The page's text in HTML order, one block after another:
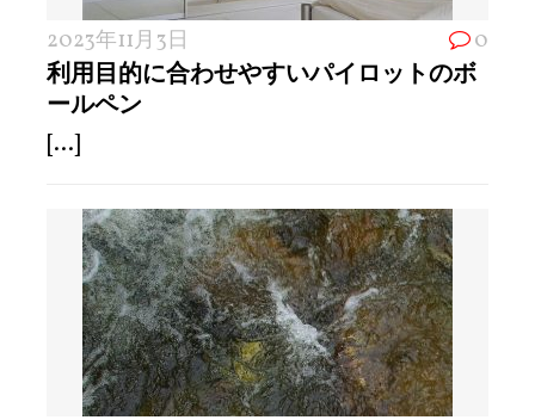
2023年11月3日 0
利用目的に合わせやすいパイロットのボ
ールペン
[...]